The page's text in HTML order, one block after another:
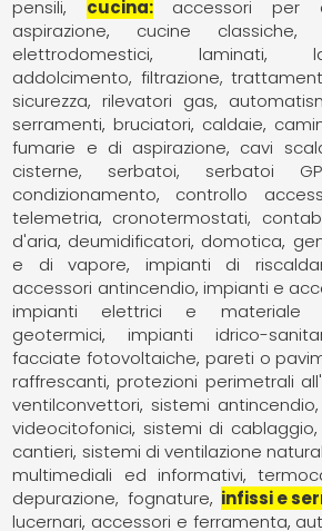
pensili cucina accessori per
aspirazione
cucine classiche
elettrodomestici
laminati
addolcimento, filtrazione,
sicurezza, rilevatori gas
serramenti bruciatori caldaie
fumarie e di aspirazione
cavi
cisterne, serbatoi, serbatoi
condizionamento
controllo
telemetria
cronotermostati,
d'aria deumidificatori domotica
e di vapore
impianti di
accessori antincendio impianti e
impianti elettrici e materiale
geotermici
impianti idrico-
facciate fotovoltaiche pareti o
raffrescanti protezioni perimetrali
ventilconvettori sistemi antincendio
videocitofonici sistemi di cablaggio
cantieri sistemi di ventilazione
multimediali ed informativi
depurazione, fognature infissi e
lucernari accessori e ferramenta